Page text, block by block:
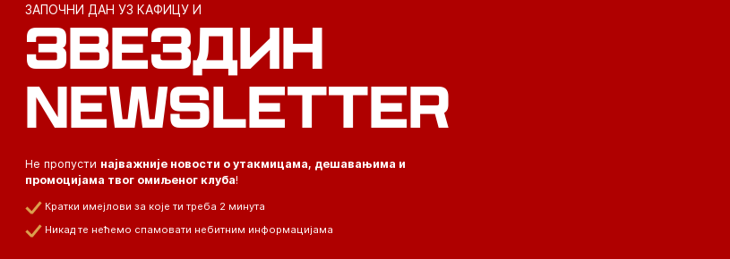
ЗАПОЧНИ ДАН УЗ КАФИЦУ И
ЗВЕЗДИН
NEWSLETTER
Не пропусти најважније новости о утакмицама, дешавањима и
промоцијама твог омиљеног клуба!
Кратки имејлови за које ти треба 2 минута
Никад те нећемо спамовати небитним информацијама